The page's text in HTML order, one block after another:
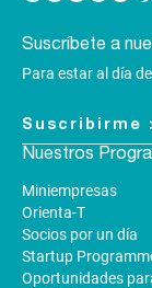
Suscríbete a
Para estar al día
Suscribirme
Nuestros
Miniempresas
Orienta-T
Socios por un día
Startup
Oportunidades